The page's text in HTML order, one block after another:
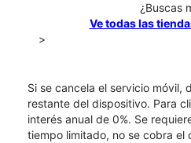
¿Buscas
Ve todas las
>
Si se cancela el servicio móvil,
restante del dispositivo. Para
interés anual de 0%. Se
tiempo limitado, no se cobra